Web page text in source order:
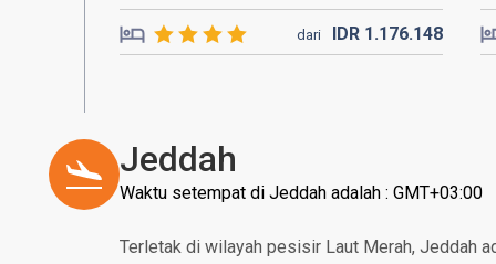
dari IDR 1.176.148
Jeddah
Waktu setempat di Jeddah adalah : GMT+03:00
Terletak di wilayah pesisir Laut Merah, Jeddah